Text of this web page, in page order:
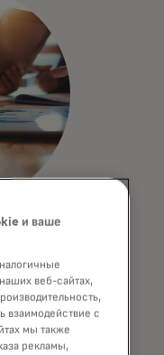
с
решений,
прогресс в
и рыночными
и
и ваше
веб-сайтах,
взаимодействие с
мы также
рекламы,